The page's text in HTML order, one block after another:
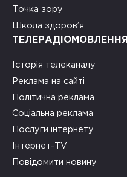
Точка зору
Школа здоров’я
ТЕЛЕРАДІОМОВЛЕННЯ
Історія телеканалу
Реклама на сайті
Політична реклама
Соціальна реклама
Послуги інтернету
Інтернет-TV
Повідомити новину